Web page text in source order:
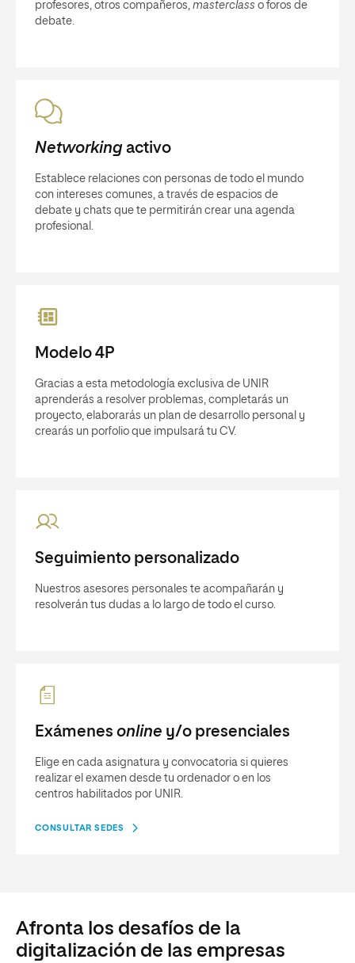
profesores, otros compañeros, masterclass o foros de
debate.
Networkingactivo
Establece relaciones con personas de todo el mundo
con intereses comunes, a través de espacios de
debate y chats que te permitirán crear una agenda
profesional.
Modelo 4P
Gracias a esta metodología exclusiva de UNIR
aprenderás a resolver problemas, completarás un
proyecto, elaborarás un plan de desarrollo personal y
crearás un porfolio que impulsará tu CV.
Seguimiento personalizado
Nuestros asesores personales te acompañarán y
resolverán tus dudas a lo largo de todo el curso.
Exámenes online y/o presenciales
Elige en cada asignatura y convocatoria si quieres
realizar el examen desde tu ordenador o en los
centros habilitados por UNIR.
CONSULTAR SEDES
Afronta los desafíos de la
digitalización de las empresas